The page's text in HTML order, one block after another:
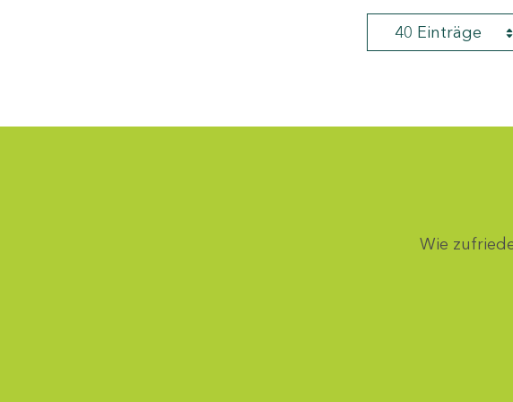
40 Einträge
Wie